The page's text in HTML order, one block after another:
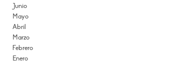
Junio
Mayo
Abril
Marzo
Febrero
Enero